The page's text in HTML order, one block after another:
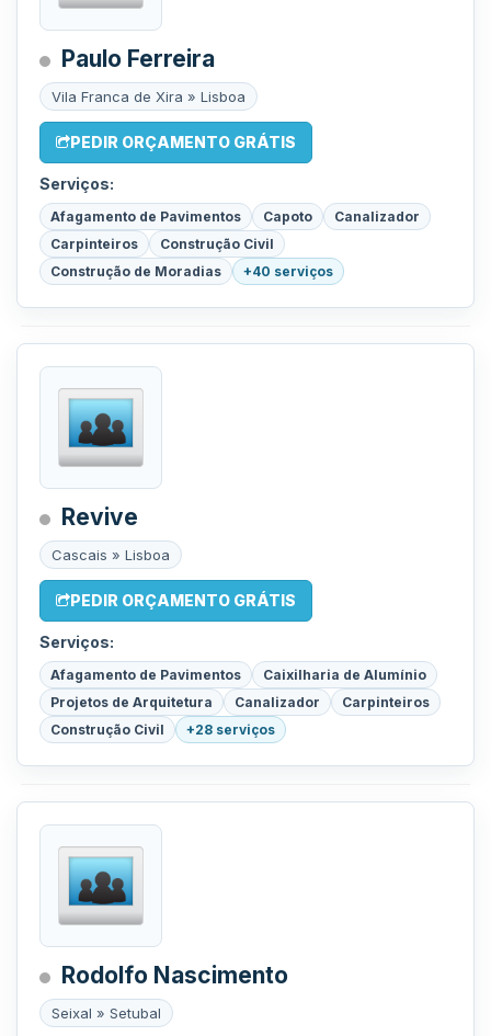
Paulo Ferreira
Vila Franca de Xira » Lisboa
PEDIR ORÇAMENTO GRÁTIS
Serviços:
Afagamento de Pavimentos Capoto
Canalizador
Carpinteiros
Construção Civil
Construção de Moradias
+40 serviços
Revive
Cascais » Lisboa
PEDIR ORÇAMENTO GRÁTIS
Serviços:
Afagamento de Pavimentos
Caixilharia de Alumínio
Projetos de Arquitetura
Canalizador
Carpinteiros
Construção Civil
+28 serviços
Rodolfo Nascimento
Seixal » Setubal